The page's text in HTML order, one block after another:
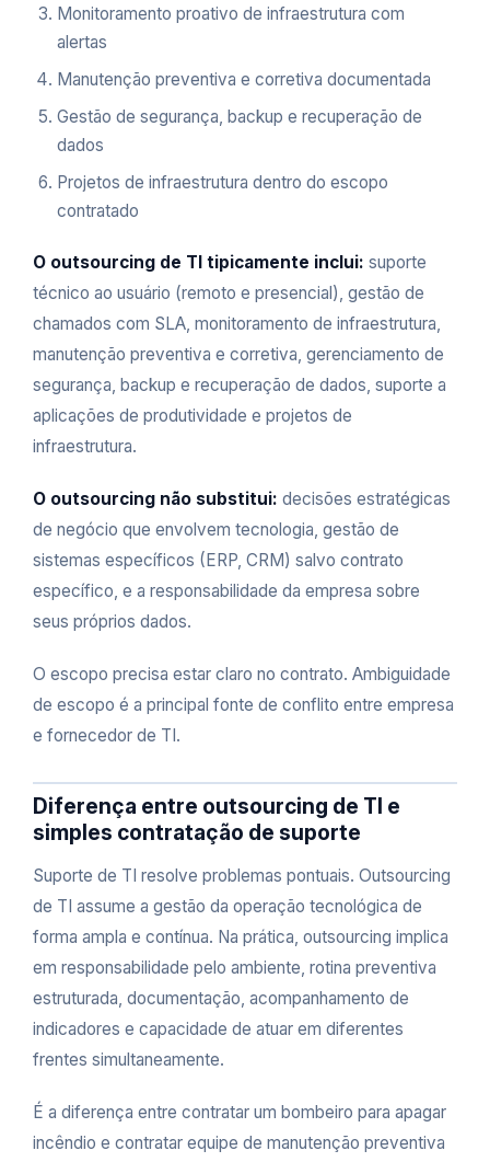
Monitoramento proativo de infraestrutura com
alertas
Manutenção preventiva e corretiva documentada
Gestão de segurança, backup e recuperação de
dados
Projetos de infraestrutura dentro do escopo
contratado
O outsourcing de TI tipicamente inclui: suporte
técnico ao usuário (remoto e presencial), gestão de
chamados com SLA, monitoramento de infraestrutura,
manutenção preventiva e corretiva, gerenciamento de
segurança, backup e recuperação de dados, suporte a
aplicações de produtividade e projetos de
infraestrutura.
O outsourcing não substitui: decisões estratégicas
de negócio que envolvem tecnologia, gestão de
sistemas específicos (ERP, CRM) salvo contrato
específico, e a responsabilidade da empresa sobre
seus próprios dados.
O escopo precisa estar claro no contrato. Ambiguidade
de escopo é a principal fonte de conflito entre empresa
e fornecedor de TI.
Diferença entre outsourcing de TI e
simples contratação de suporte
Suporte de TI resolve problemas pontuais. Outsourcing
de TI assume a gestão da operação tecnológica de
forma ampla e contínua. Na prática, outsourcing implica
em responsabilidade pelo ambiente, rotina preventiva
estruturada, documentação, acompanhamento de
indicadores e capacidade de atuar em diferentes
frentes simultaneamente.
É a diferença entre contratar um bombeiro para apagar
incêndio e contratar equipe de manutenção preventiva